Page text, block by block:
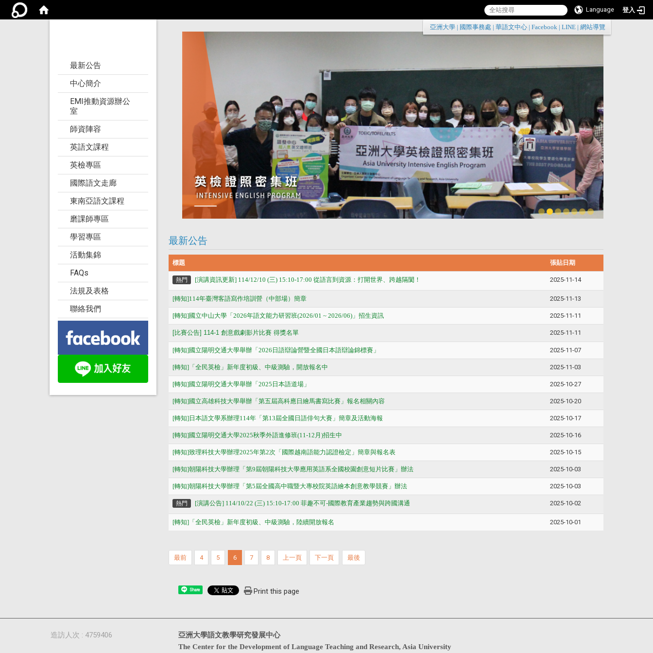
Language 登入
:::
亞洲大學 國際事務處 華語文中心 Facebook LINE 網站導覽
最新公告
中心簡介
EMI推動資源辦公
室
師資陣容
英語文課程
英檢專區
國際語文走廊
東南亞語文課程
磨課師專區
學習專區
活動集錦
FAQs
法規及表格
聯絡我們
最新公告
標題 張貼日期
熱門 [演講資訊更新] 114/12/10 (三) 15:10-17:00 從語言到資源：打開世界、跨越隔閡 ！ 2025-11-14
[轉知]114年臺灣客語寫作培訓營（中部場）簡章 2025-11-13
[轉知]國立中山大學「2026年語文能力研習班(2026/01 ~ 2026/06)」招生資訊 2025-11-11
[比賽公告] 114-1 創意戲劇影片比賽 得獎名單 2025-11-11
[轉知]國立陽明交通大學舉辦「2026日語辯論營暨全國日本語辯論錦標賽」 2025-11-07
[轉知]「全民英檢」新年度初級、中級測驗，開放報名中 2025-11-03
[轉知]國立陽明交通大學舉辦「2025日本語道場」 2025-10-27
[轉知]國立高雄科技大學舉辦「第五屆高科應日繪馬書寫比賽」報名相關內容 2025-10-20
[轉知]日本語文學系辦理114年「第13屆全國日語俳句大賽」簡章及活動海報 2025-10-17
[轉知]國立陽明交通大學2025秋季外語進修班(11-12月)招生中 2025-10-16
[轉知]致理科技大學辦理2025年第2次「國際越南語能力認證檢定」簡章與報名表 2025-10-15
[轉知]朝陽科技大學辦理「第9屆朝陽科技大學應用英語系全國校園創意短片比賽」辦法 2025-10-03
[轉知]朝陽科技大學辦理「第5屆全國高中職暨大專校院英語繪本創意教學競賽」辦法 2025-10-03
熱門 [演講公告] 114/10/22 (三) 15:10-17:00 菲趣不可-國際教育產業趨勢與跨國溝通 2025-10-02
[轉知]「全民英檢」新年度初級、中級測驗，陸續開放報名 2025-10-01
最前 4 5 6 7 8 上一頁 下一頁 最後
Share Print this page
亞洲大學語文教學研究發展中心
The Center for the Development of Language Teaching and Research, Asia University
造訪人次 : 4759406